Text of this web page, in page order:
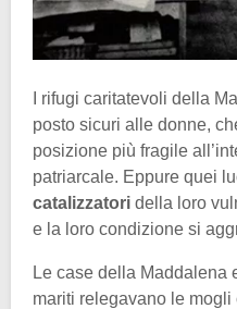
I rifugi caritatevoli della
posto sicuri alle donne,
posizione più fragile
patriarcale. Eppure quei
catalizzatori della loro
e la loro condizione si
Le case della Maddalena
mariti relegavano le